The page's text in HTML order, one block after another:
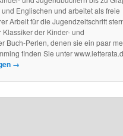
Englischen und arbeitet als freie
Arbeit für die Jugendzeitschrift
der Kinder- und
Buch-Perlen, denen sie ein paar
finden Sie unter
→